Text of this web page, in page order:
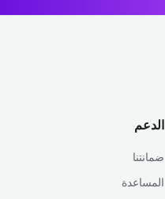
الدعم
ضمانتنا
المساعدة